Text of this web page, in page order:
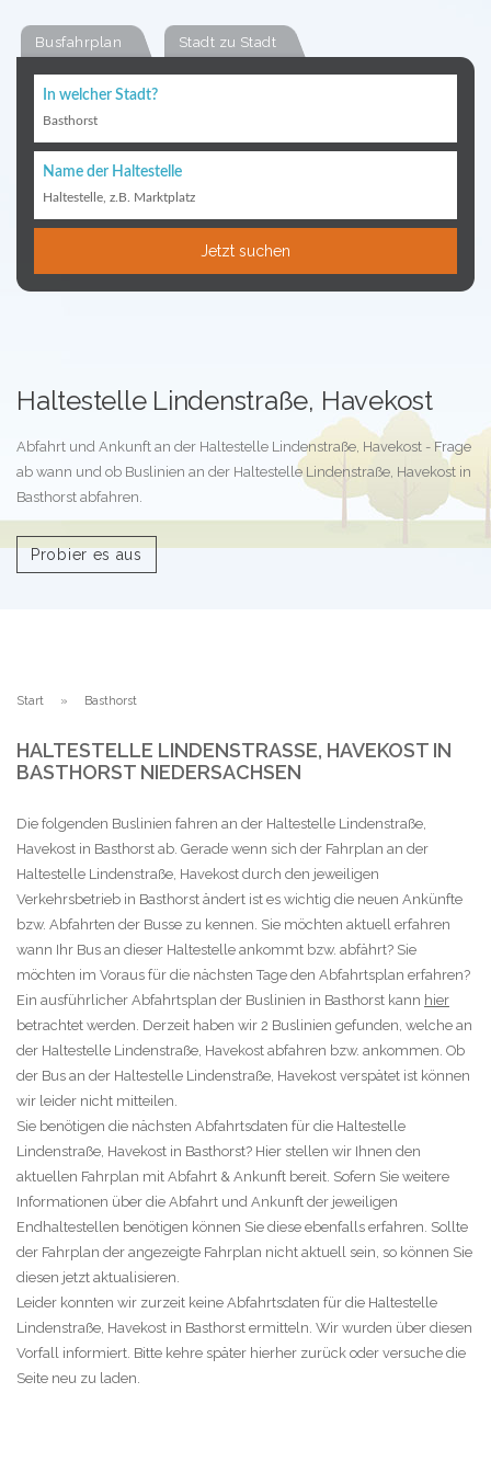
Busfahrplan Stadt zu Stadt
In welcher Stadt?
Basthorst
Name der Haltestelle
Haltestelle, z.B. Marktplatz
Jetzt suchen
Haltestelle Lindenstraße, Havekost
Abfahrt und Ankunft an der Haltestelle Lindenstraße, Havekost - Frage
ab wann und ob Buslinien an der Haltestelle Lindenstraße, Havekost in
Basthorst abfahren.
Probier es aus
Start Basthorst
HALTESTELLE LINDENSTRASSE, HAVEKOST IN B
ASTHORST NIEDERSACHSEN
Die folgenden Buslinien fahren an der Haltestelle Lindenstraße,
Havekost in Basthorst ab. Gerade wenn sich der Fahrplan an der
Haltestelle Lindenstraße, Havekost durch den jeweiligen
Verkehrsbetrieb in Basthorst ändert ist es wichtig die neuen Ankünfte
bzw. Abfahrten der Busse zu kennen. Sie möchten aktuell erfahren
wann Ihr Bus an dieser Haltestelle ankommt bzw. abfährt? Sie
möchten im Voraus für die nächsten Tage den Abfahrtsplan erfahren?
Ein ausführlicher Abfahrtsplan der Buslinien in Basthorst kann hier
betrachtet werden. Derzeit haben wir 2 Buslinien gefunden, welche an
der Haltestelle Lindenstraße, Havekost abfahren bzw. ankommen. Ob
der Bus an der Haltestelle Lindenstraße, Havekost verspätet ist können
wir leider nicht mitteilen.
Sie benötigen die nächsten Abfahrtsdaten für die Haltestelle
Lindenstraße, Havekost in Basthorst? Hier stellen wir Ihnen den
aktuellen Fahrplan mit Abfahrt & Ankunft bereit. Sofern Sie weitere
Informationen über die Abfahrt und Ankunft der jeweiligen
Endhaltestellen benötigen können Sie diese ebenfalls erfahren. Sollte
der Fahrplan der angezeigte Fahrplan nicht aktuell sein, so können Sie
diesen jetzt aktualisieren.
Leider konnten wir zurzeit keine Abfahrtsdaten für die Haltestelle
Lindenstraße, Havekost in Basthorst ermitteln. Wir wurden über diesen
Vorfall informiert. Bitte kehre später hierher zurück oder versuche die
Seite neu zu laden.